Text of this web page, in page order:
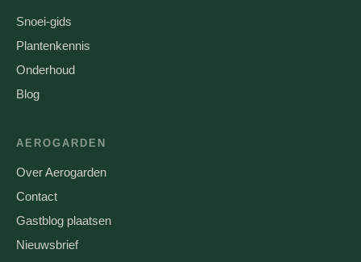
Snoei-gids
Plantenkennis
Onderhoud
Blog
AEROGARDEN
Over Aerogarden
Contact
Gastblog plaatsen
Nieuwsbrief